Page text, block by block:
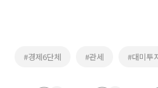
#경제6단체 #관세 #대미투